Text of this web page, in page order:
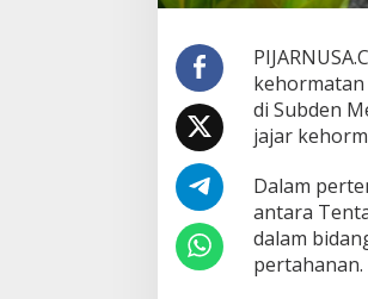
kehormatan
di Subden
jajar
Dalam
antara
dalam
pertahanan.